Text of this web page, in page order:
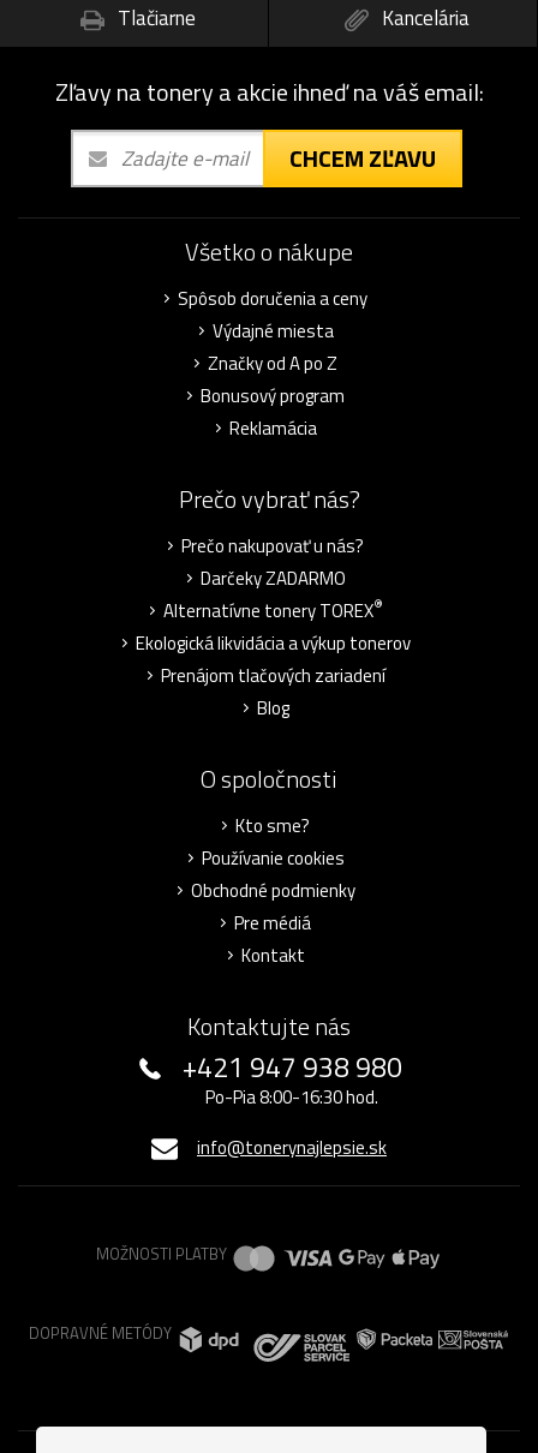
Tlačiarne
Kancelária
Zľavy na tonery a akcie ihneď na váš email:
CHCEM ZĽAVU
Všetko o nákupe
Spôsob doručenia a ceny
Výdajné miesta
Značky od A po Z
Bonusový program
Reklamácia
Prečo vybrať nás?
Prečo nakupovať u nás?
Darčeky ZADARMO
Alternatívne tonery TOREX®
Ekologická likvidácia a výkup tonerov
Prenájom tlačových zariadení
Blog
O spoločnosti
Kto sme?
Používanie cookies
Obchodné podmienky
Pre médiá
Kontakt
Kontaktujte nás
+421 947 938 980
Po-Pia 8:00-16:30 hod.
info@tonerynajlepsie.sk
MOŽNOSTI PLATBY
DOPRAVNÉ METÓDY